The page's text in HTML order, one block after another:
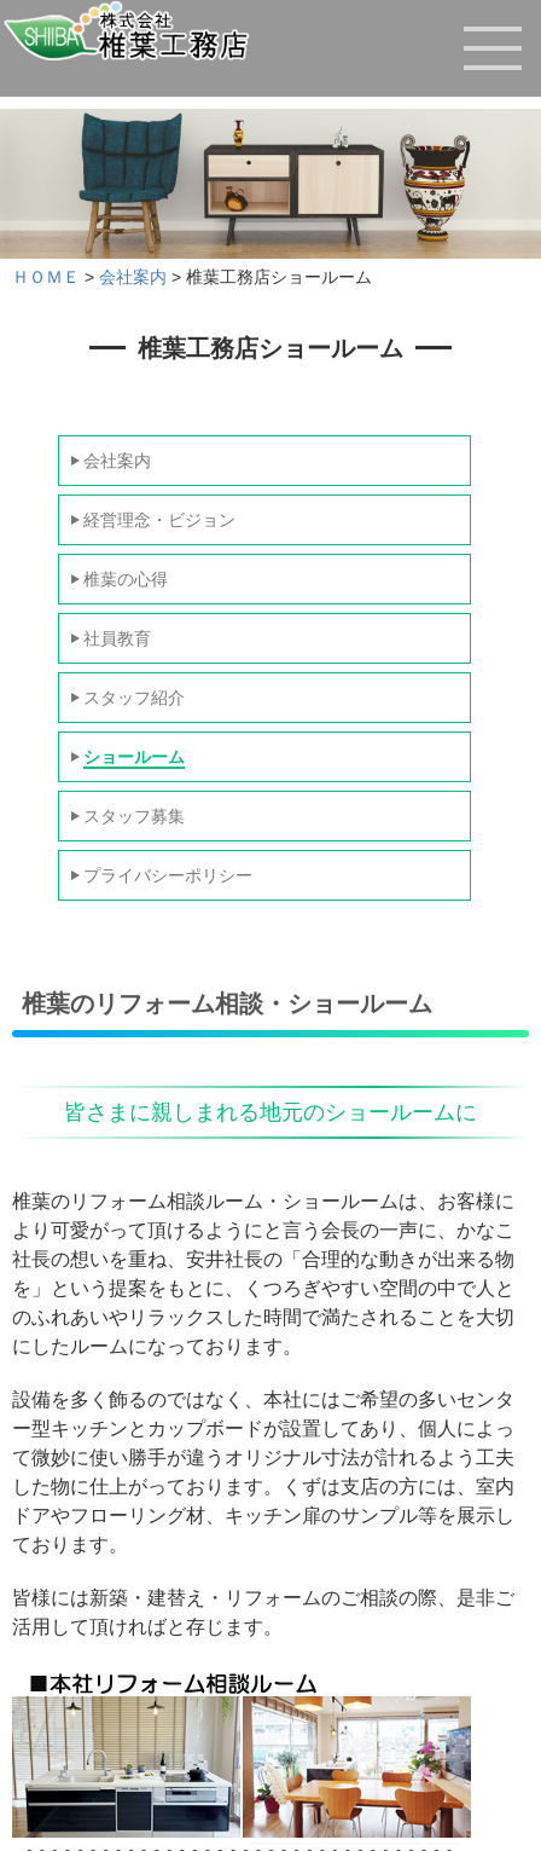
ＨＯＭＥ > 会社案内 > 椎葉工務店ショールーム
椎葉工務店ショールーム
会社案内
経営理念・ビジョン
椎葉の心得
社員教育
スタッフ紹介
ショールーム
スタッフ募集
プライバシーポリシー
椎葉のリフォーム相談・ショールーム
皆さまに親しまれる地元のショールームに
椎葉のリフォーム相談ルーム・ショールームは、お客様に
より可愛がって頂けるようにと言う会長の一声に、かなこ
社長の想いを重ね、安井社長の「合理的な動きが出来る物
を」という提案をもとに、くつろぎやすい空間の中で人と
のふれあいやリラックスした時間で満たされることを大切
にしたルームになっております。
設備を多く飾るのではなく、本社にはご希望の多いセンタ
ー型キッチンとカップボードが設置してあり、個人によっ
て微妙に使い勝手が違うオリジナル寸法が計れるよう工夫
した物に仕上がっております。くずは支店の方には、室内
ドアやフローリング材、キッチン扉のサンプル等を展示し
ております。
皆様には新築・建替え・リフォームのご相談の際、是非ご
活用して頂ければと存じます。